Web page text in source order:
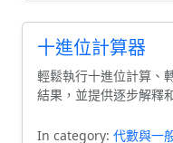
十進位計算器
輕鬆執行十進位計算、
結果，並提供逐步解釋
In category: 代數與一